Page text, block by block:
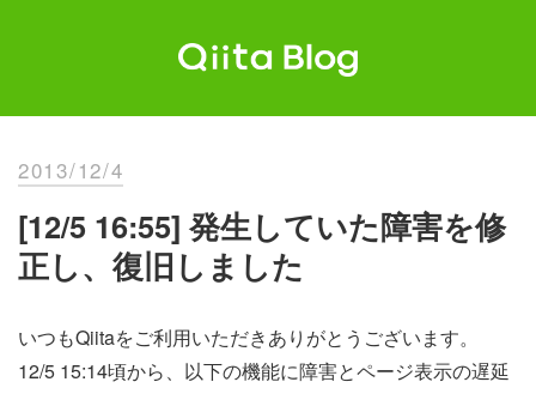
2013/12/4
[12/5 16:55] 発生していた障害を修
正し、復旧しました
いつもQiitaをご利用いただきありがとうございます。
12/5 15:14頃から、以下の機能に障害とページ表示の遅延